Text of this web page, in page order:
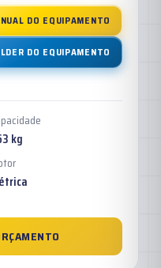
DO EQUIPAMENTO
DO EQUIPAMENTO
kg